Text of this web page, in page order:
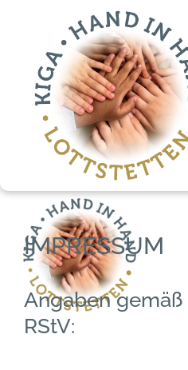
Impressum
IMPRESSUM
Angaben gemäß
RStV: